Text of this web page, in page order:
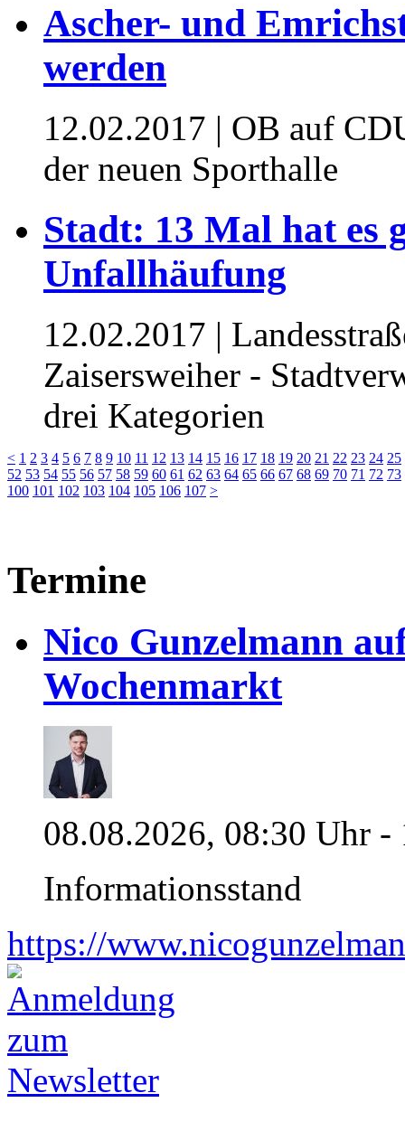
Ascher- und
werden
12.02.2017 | OB auf
der neuen Sporthalle
Stadt: 13 Mal hat es
Unfallhäufung
12.02.2017 |
Zaisersweiher -
drei Kategorien
< 1 2 3 4 5 6 7 8 9 10 11 12 13 14 15 16 17 18 19 20 21 22 23 24 25
52 53 54 55 56 57 58 59 60 61 62 63 64 65 66 67 68 69 70 71 72 73
100 101 102 103 104 105 106 107 >
Termine
Nico Gunzelmann
Wochenmarkt
08.08.2026, 08:30 Uhr -
Informationsstand
https://